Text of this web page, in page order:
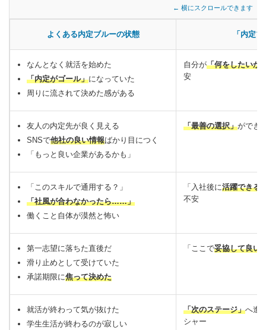
よくある内定ブルーの状態 「内定
なんとなく就活を始めた
「内定がゴール」になっていた
周りに流されて決めた感がある
自分が「何をしたいか
安
友人の内定先が良く見える
SNSで他社の良い情報ばかり目につく
「もっと良い企業があるかも」
「最善の選択」ができ
「このスキルで通用する？」
「社風が合わなかったら……」
働くこと自体が漠然と怖い
「入社後に活躍できる
不安
第一志望に落ちた直後だ
滑り止めとして受けていた
承諾期限に焦って決めた
「ここで妥協して良い
就活が終わって気が抜けた
学生生活が終わるのが寂しい
「次のステージ」へ進
シャー